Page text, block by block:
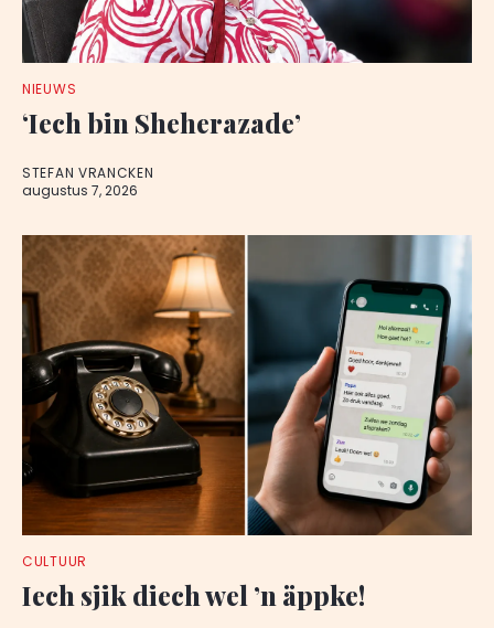
NIEUWS
‘Iech bin Sheherazade’
STEFAN VRANCKEN
augustus 7, 2026
CULTUUR
Iech sjik diech wel ’n äppke!